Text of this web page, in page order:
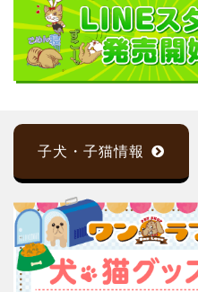
子犬・子猫情報